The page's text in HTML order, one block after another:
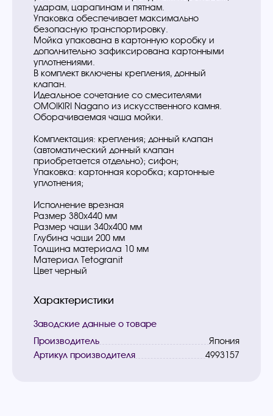
ударам, царапинам и пятнам.
Упаковка обеспечивает максимально
безопасную транспортировку.
Мойка упакована в картонную коробку и
дополнительно зафиксирована картонными
уплотнениями.
В комплект включены крепления, донный
клапан.
Идеальное сочетание со смесителями
OMOIKIRI Nagano из искусственного камня.
Оборачиваемая чаша мойки.
Комплектация: крепления; донный клапан
(автоматический донный клапан
приобретается отдельно); сифон;
Упаковка: картонная коробка; картонные
уплотнения;
Исполнение врезная
Размер 380х440 мм
Размер чаши 340х400 мм
Глубина чаши 200 мм
Толщина материала 10 мм
Материал Tetogranit
Цвет черный
Характеристики
Заводские данные о товаре
Производитель
Япония
Артикул производителя
4993157